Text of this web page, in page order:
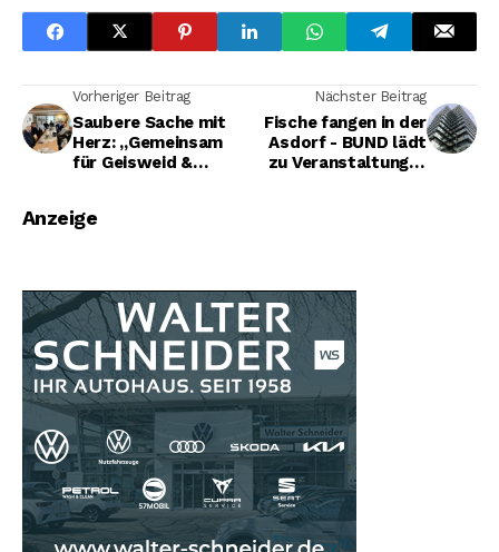
Vorheriger Beitrag
Saubere Sache mit
Herz: „Gemeinsam
für Geisweid &
Nächster Beitrag
Fische fangen in der
Asdorf - BUND lädt
zu Veranstaltung in
Anzeige